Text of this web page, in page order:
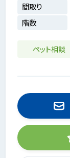
間取り
階数
ペット相談